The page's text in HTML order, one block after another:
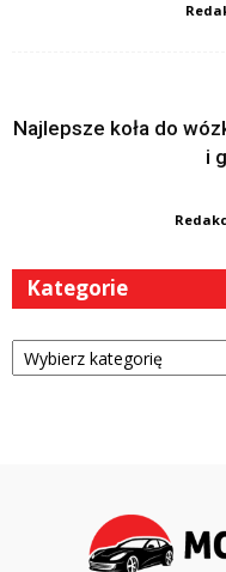
Najlepsze koła do
i
Kategorie
Kategorie